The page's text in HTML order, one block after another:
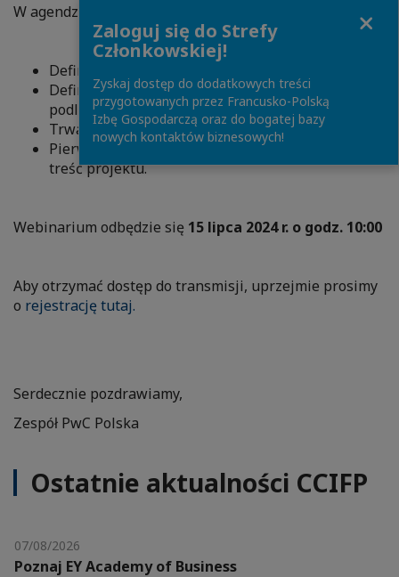
W agendzie spotkania m.in.:
Definicja budynku, a instalacje wewnętrzne.
Definicja budowli - katalog obiektów
podlegających opodatkowaniu.
Trwałe połączenie z gruntem - nowa definicja.
Pierwotne założenia do projektu nowelizacji a
treść projektu.
Webinarium odbędzie się 15 lipca 2024 r. o godz. 10:00
Aby otrzymać dostęp do transmisji, uprzejmie prosimy
o rejestrację tutaj.
Serdecznie pozdrawiamy,
Zespół PwC Polska
Ostatnie aktualności CCIFP
07/08/2026
Poznaj EY Academy of Business
Zaloguj się do Strefy
Członkowskiej!
Zyskaj dostęp do dodatkowych treści
przygotowanych przez Francusko-Polską
Izbę Gospodarczą oraz do bogatej bazy
nowych kontaktów biznesowych!